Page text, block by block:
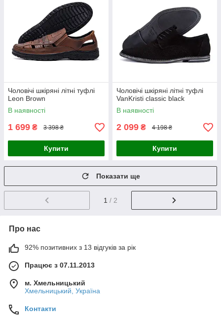
Чоловічі шкіряні літні туфлі
Leon Brown
В наявності
1 699 ₴ 3 398 ₴
Купити
Чоловічі шкіряні літні туфлі
VanKristi classic black
В наявності
2 099 ₴ 4 198 ₴
Купити
Показати ще
1 / 2
Про нас
92% позитивних з 13 відгуків за рік
Працює з 07.11.2013
м. Хмельницький
Хмельницький, Україна
Контакти